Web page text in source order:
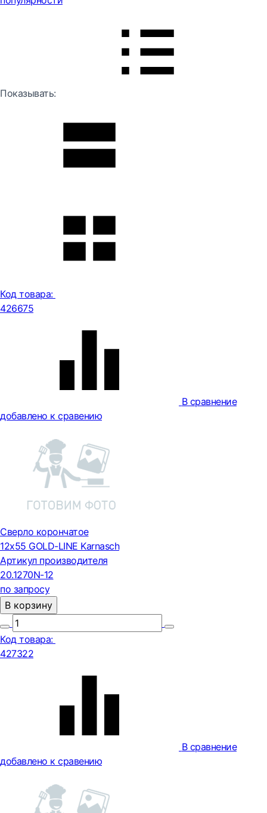
Показывать:
Код товара:
426675
В сравнение
добавлено к сравению
Сверло корончатое
12х55 GOLD-LINE Karnasch
Артикул производителя
20.1270N-12
по запросу
В корзину
Код товара:
427322
В сравнение
добавлено к сравению